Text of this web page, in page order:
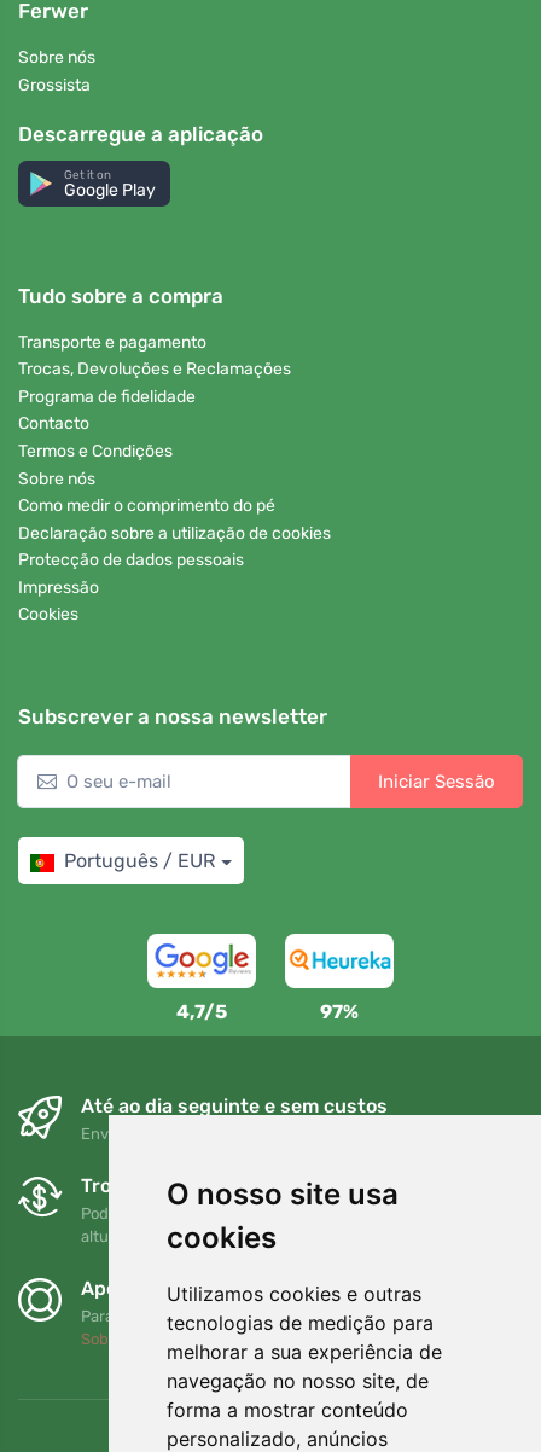
O nosso site usa
cookies
Utilizamos cookies e outras
tecnologias de medição para
melhorar a sua experiência de
navegação no nosso site, de
forma a mostrar conteúdo
personalizado, anúncios
Ferwer
Sobre nós
Grossista
Descarregue a aplicação
Get it on
Google Play
Tudo sobre a compra
Transporte e pagamento
Trocas, Devoluções e Reclamações
Programa de fidelidade
Contacto
Termos e Condições
Sobre nós
Como medir o comprimento do pé
Declaração sobre a utilização de cookies
Protecção de dados pessoais
Impressão
Cookies
Subscrever a nossa newsletter
Iniciar Sessão
Português / EUR
4,7/5 97%
Até ao dia seguinte e sem custos
Envio gratuito para encomendas superiores a 80 EUR
Trocas e devoluções gratuitas
Pode devolver ou trocar a sua encomenda em qualquer
altura no prazo de 90 dias
Apoiamos a Trees.org
Para cada encomenda plantamos uma árvore! Leia mais
Sobre nós